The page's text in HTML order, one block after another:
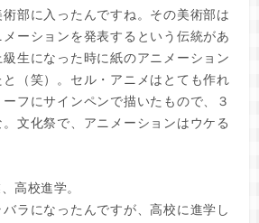
術部に入ったんですね。その美術部は
ーションを発表するという伝統があ
生になった時に紙のアニメーション
（笑）。セル・アニメはとても作れ
フにサインペンで描いたもので、３
文化祭で、アニメーションはウケる
高校進学。
バラになったんですが、高校に進学し